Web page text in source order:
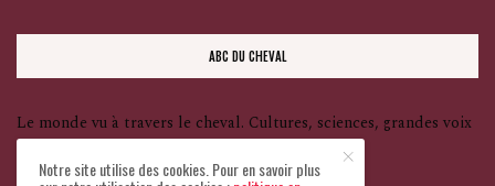
doit-on vermifuger ?
BYLAURENCE BOCCARD
Notre site utilise des cookies. Pour en savoir plus